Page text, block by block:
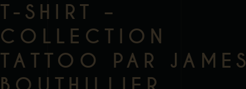
T-SHIRT –
COLLECTION
TATTOO PAR JAMES